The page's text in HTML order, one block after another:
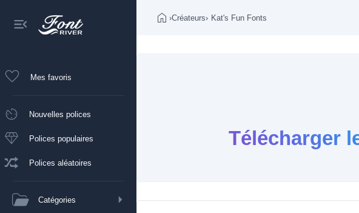
Mes favoris
Nouvelles polices
Polices populaires
Polices aléatoires
Catégories
›Créateurs› Kat's Fun Fonts
Télécharger